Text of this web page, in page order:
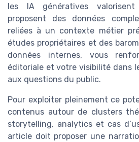
les IA génératives
proposent des données
reliées à un contexte métier
études propriétaires et des
données internes, vous
éditoriale et votre visibilité dans
aux questions du public.
Pour exploiter pleinement ce
contenus autour de clusters
storytelling, analytics et cas
article doit proposer une